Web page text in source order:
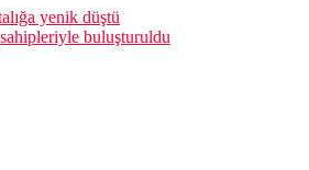
yenik düştü